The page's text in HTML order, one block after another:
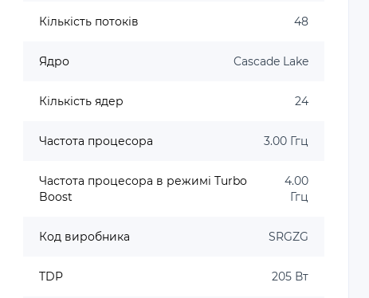
Кількість потоків 48
Ядро Cascade Lake
Кількість ядер 24
Частота процесора 3.00 Ггц
Частота процесора в режимі Turbo
Boost
4.00
Ггц
Код виробника SRGZG
TDP 205 Вт